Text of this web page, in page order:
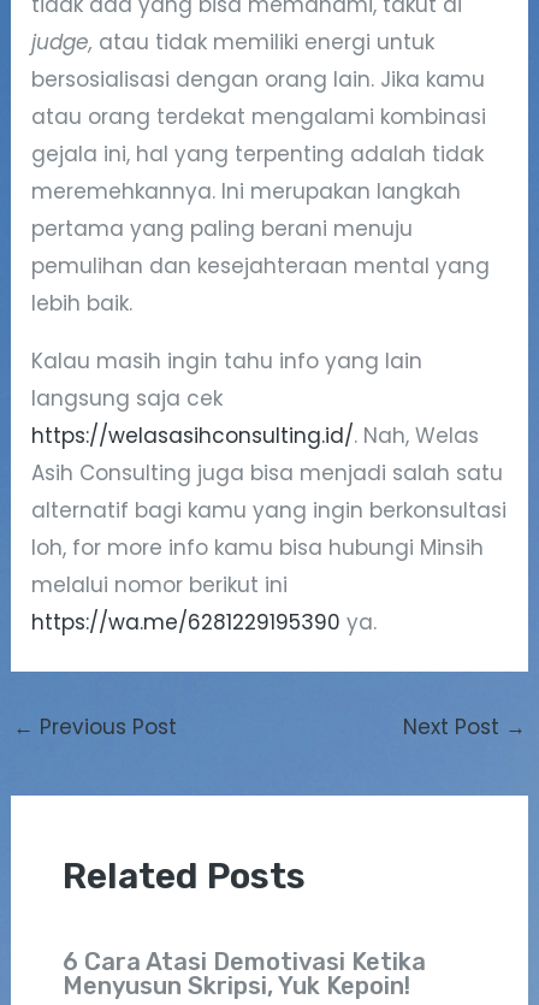
judge, atau tidak memiliki energi untuk
bersosialisasi dengan orang lain. Jika kamu
atau orang terdekat mengalami kombinasi
gejala ini, hal yang terpenting adalah tidak
meremehkannya. Ini merupakan langkah
pertama yang paling berani menuju
pemulihan dan kesejahteraan mental yang
lebih baik.
Kalau masih ingin tahu info yang lain
langsung saja cek
https://welasasihconsulting.id/. Nah, Welas
Asih Consulting juga bisa menjadi salah satu
alternatif bagi kamu yang ingin berkonsultasi
loh, for more info kamu bisa hubungi Minsih
melalui nomor berikut ini
https://wa.me/6281229195390 ya.
← Previous Post Next Post →
Related Posts
6 Cara Atasi Demotivasi Ketika
Menyusun Skripsi, Yuk Kepoin!